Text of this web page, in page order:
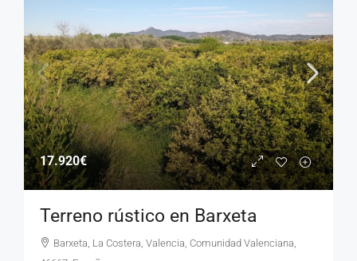
17.920€
Terreno rústico en Barxeta
Barxeta, La Costera, Valencia, Comunidad Valenciana,